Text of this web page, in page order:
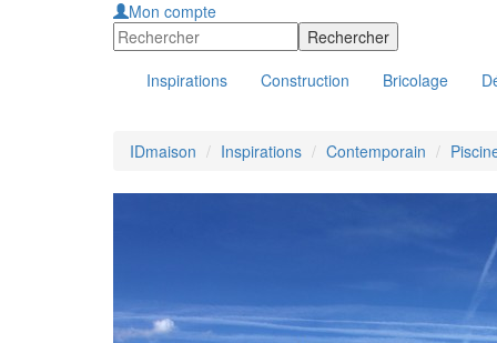
Mon compte
Inspirations Construction Bricolage
IDmaison Inspirations Contemporain